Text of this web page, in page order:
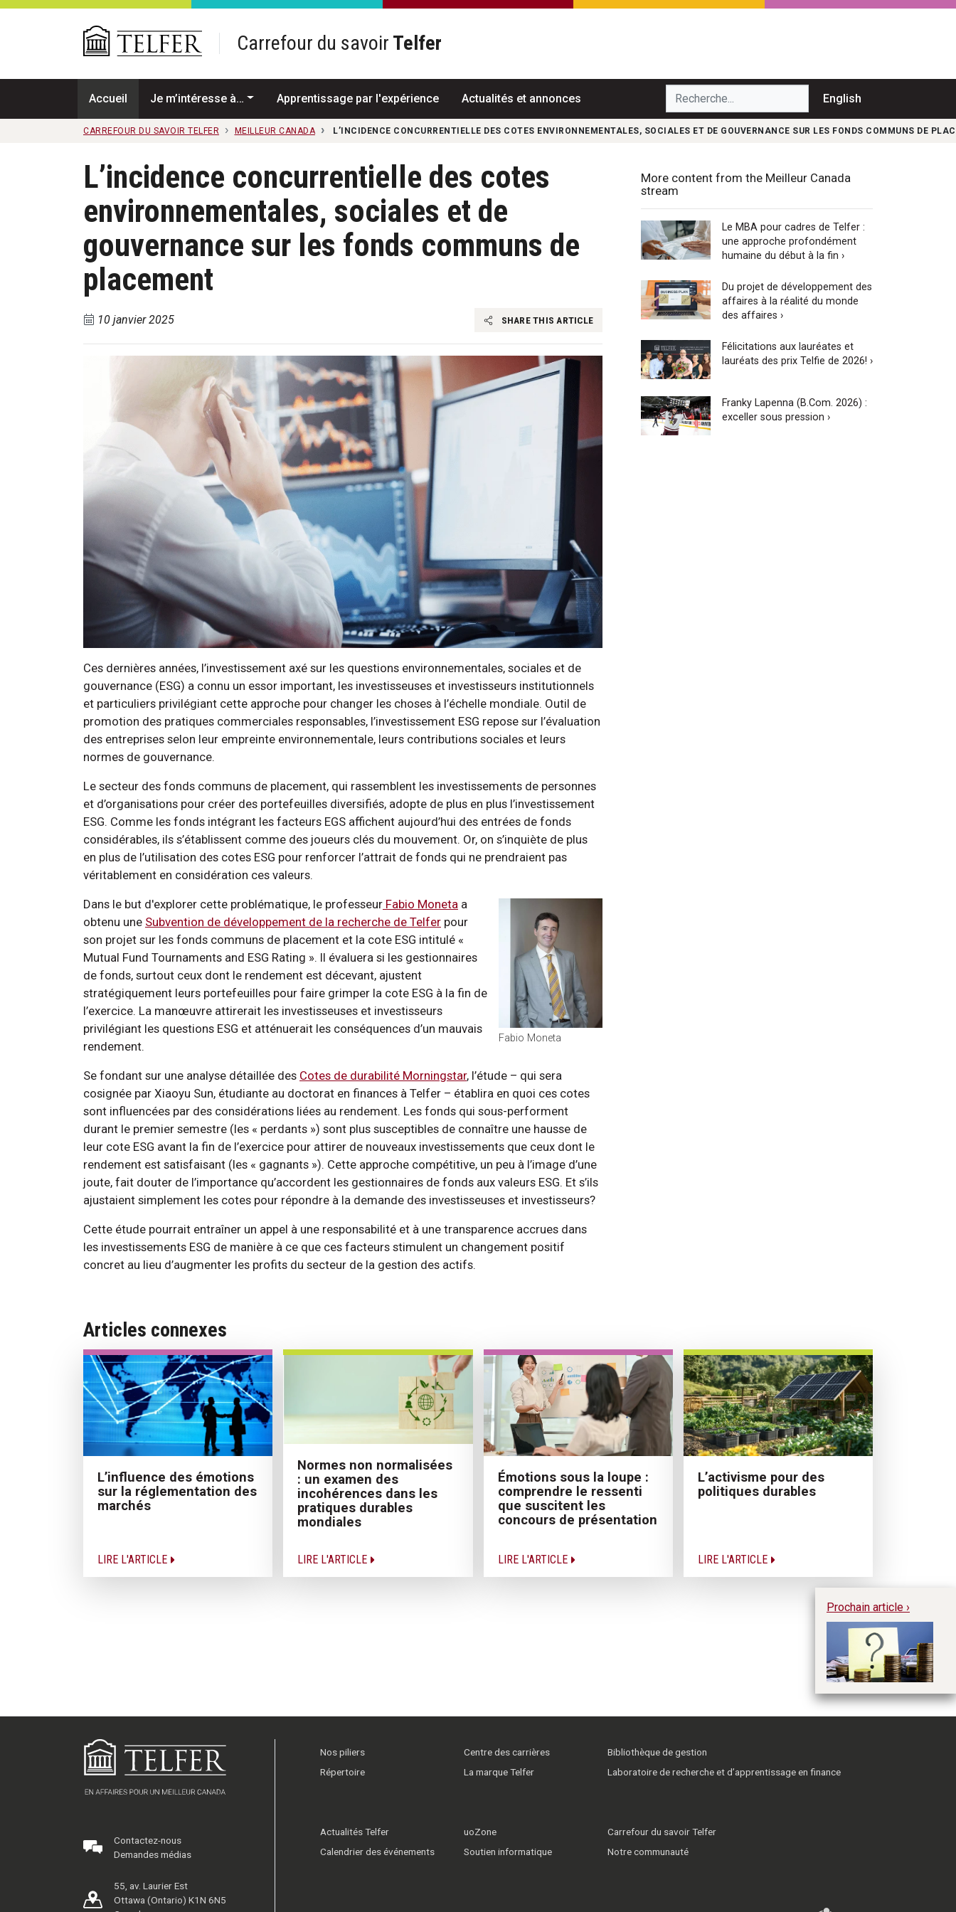
Passer au contenu principal
Carrefour du savoir Telfer
Accueil Je m’intéresse à… Apprentissage par l'expérience Actualités et annonces Recherche... English
CARREFOUR DU SAVOIR TELFER MEILLEUR CANADA L’INCIDENCE CONCURRENTIELLE DES COTES ENVIRONNEMENTALES, SOCIALES ET DE GOUVERNANCE SUR LES FONDS COMMUNS DE
L’incidence concurrentielle des cotes
environnementales, sociales et de
gouvernance sur les fonds communs de
placement
10 janvier 2025 SHARE THIS ARTICLE
Ces dernières années, l’investissement axé sur les questions environnementales, sociales et de
gouvernance (ESG) a connu un essor important, les investisseuses et investisseurs institutionnels
et particuliers privilégiant cette approche pour changer les choses à l’échelle mondiale. Outil de
promotion des pratiques commerciales responsables, l’investissement ESG repose sur l’évaluation
des entreprises selon leur empreinte environnementale, leurs contributions sociales et leurs
normes de gouvernance.
Le secteur des fonds communs de placement, qui rassemblent les investissements de personnes
et d’organisations pour créer des portefeuilles diversifiés, adopte de plus en plus l’investissement
ESG. Comme les fonds intégrant les facteurs EGS affichent aujourd’hui des entrées de fonds
considérables, ils s’établissent comme des joueurs clés du mouvement. Or, on s’inquiète de plus
en plus de l’utilisation des cotes ESG pour renforcer l’attrait de fonds qui ne prendraient pas
véritablement en considération ces valeurs.
Fabio Moneta
Dans le but d'explorer cette problématique, le professeur Fabio Moneta a
obtenu une Subvention de développement de la recherche de Telfer pour
son projet sur les fonds communs de placement et la cote ESG intitulé «
Mutual Fund Tournaments and ESG Rating ». Il évaluera si les gestionnaires
de fonds, surtout ceux dont le rendement est décevant, ajustent
stratégiquement leurs portefeuilles pour faire grimper la cote ESG à la fin de
l’exercice. La manœuvre attirerait les investisseuses et investisseurs
privilégiant les questions ESG et atténuerait les conséquences d’un mauvais
rendement.
Se fondant sur une analyse détaillée des Cotes de durabilité Morningstar, l’étude – qui sera
cosignée par Xiaoyu Sun, étudiante au doctorat en finances à Telfer – établira en quoi ces cotes
sont influencées par des considérations liées au rendement. Les fonds qui sous-performent
durant le premier semestre (les « perdants ») sont plus susceptibles de connaître une hausse de
leur cote ESG avant la fin de l’exercice pour attirer de nouveaux investissements que ceux dont le
rendement est satisfaisant (les « gagnants »). Cette approche compétitive, un peu à l’image d’une
joute, fait douter de l’importance qu’accordent les gestionnaires de fonds aux valeurs ESG. Et s’ils
ajustaient simplement les cotes pour répondre à la demande des investisseuses et investisseurs?
Cette étude pourrait entraîner un appel à une responsabilité et à une transparence accrues dans
les investissements ESG de manière à ce que ces facteurs stimulent un changement positif
concret au lieu d’augmenter les profits du secteur de la gestion des actifs.
More content from the Meilleur Canada
stream
Le MBA pour cadres de Telfer :
une approche profondément
humaine du début à la fin ›
Du projet de développement des
affaires à la réalité du monde
des affaires ›
Félicitations aux lauréates et
lauréats des prix Telfie de 2026! ›
Franky Lapenna (B.Com. 2026) :
exceller sous pression ›
Articles connexes
L’influence des émotions
sur la réglementation des
marchés
LIRE L'ARTICLE
Normes non normalisées
: un examen des
incohérences dans les
pratiques durables
mondiales
LIRE L'ARTICLE
Émotions sous la loupe :
comprendre le ressenti
que suscitent les
concours de présentation
LIRE L'ARTICLE
L’activisme pour des
politiques durables
LIRE L'ARTICLE
Prochain article ›
Contactez-nous
Demandes médias
55, av. Laurier Est
Ottawa (Ontario) K1N 6N5
Nos piliers
Répertoire
Centre des carrières
La marque Telfer
Bibliothèque de gestion
Laboratoire de recherche et d’apprentissage en finance
Actualités Telfer
Calendrier des événements
uoZone
Soutien informatique
Carrefour du savoir Telfer
Notre communauté